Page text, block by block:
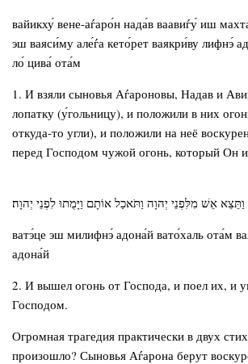
вайикху́ вене-аѓаро́н нада́в ваавиѓу́ иш
эш ваяси́му але́ѓа кето́рет ваякри́ву лифнэ́
ло́ цива́ ота́м
1. И взяли сыновья Аѓароновы, Надав и
лопатку (у́гольницу), и положили в них
откуда-то угли), и положили на неё
перед Господом чужой огонь, который Он
וַתֵּצֵא אֵשׁ מִלִּפְנֵי יְהוָה וַתֹּאכַל אוֹתָם וַיָּמֻתוּ לִפְנֵי יְהוָה׃
ватэ́це эш милифнэ́ адона́й вато́халь ота́м
адона́й
2. И вышел огонь от Господа, и поел их, и
Господом.
Огромная трагедия практически в двух
произошло? Сыновья Аѓарона берут